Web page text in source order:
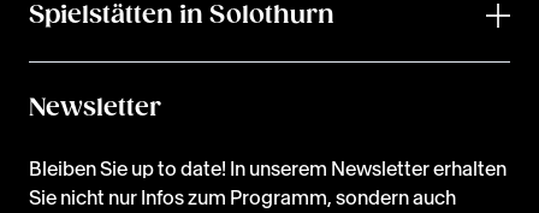
Spielstätten in Solothurn
Newsletter
Bleiben Sie up to date! In unserem Newsletter erhalten
Sie nicht nur Infos zum Programm, sondern auch